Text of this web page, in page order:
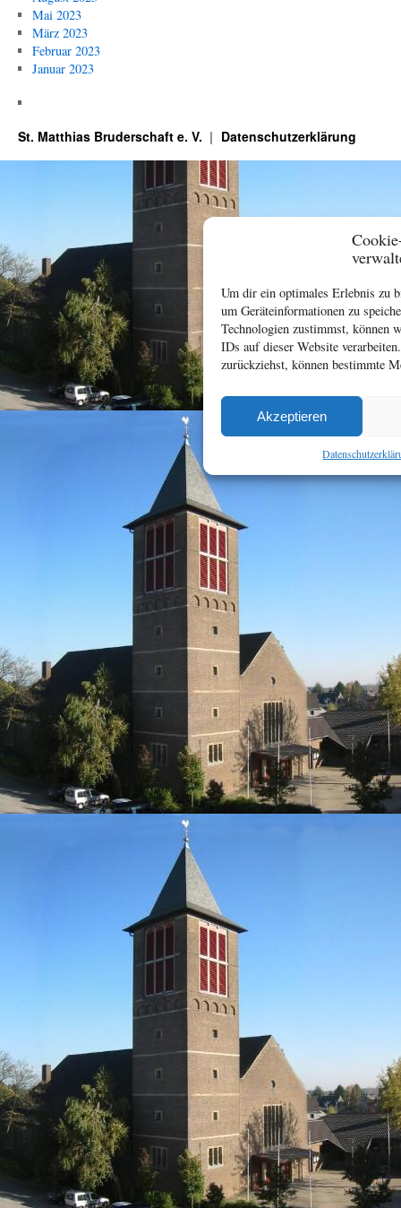
Um dir ein optimales Erlebnis zu
um Geräteinformationen zu
Technologien zustimmst, können
IDs auf dieser Website
zurückziehst, können bestimmte
Akzeptieren
Mai 2023
März 2023
Februar 2023
Januar 2023
St. Matthias Bruderschaft e. V. Datenschutzerklärung